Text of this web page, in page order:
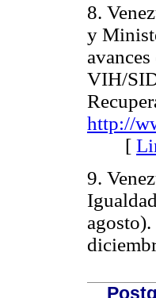
8.
y
VIH/
http://
[
9.